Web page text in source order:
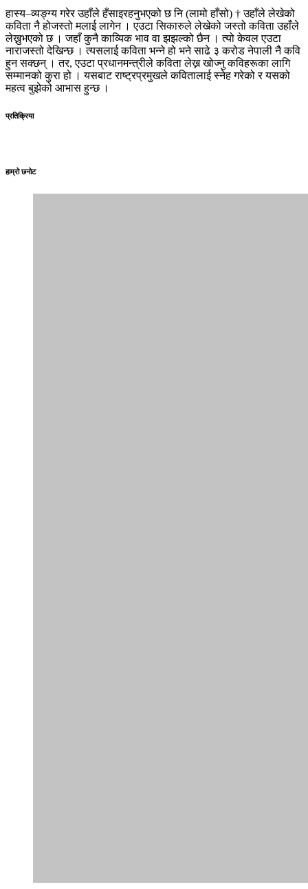
हास्य–व्यङ्ग्य गरेर उहाँले हँसाइरहनुभएको छ नि (लामो हाँसो) † उहाँले लेखेको
कविता नै होजस्तो मलाई लागेन । एउटा सिकारुले लेखेको जस्तो कविता उहाँले
लेख्नुभएको छ । जहाँ कुनै काव्यिक भाव वा झझल्को छैन । त्यो केवल एउटा
नाराजस्तो देखिन्छ । त्यसलाई कविता भन्ने हो भने साढे ३ करोड नेपाली नै कवि
हुन सक्छन् । तर, एउटा प्रधानमन्त्रीले कविता लेख्न खोज्नु कविहरूका लागि
सम्मानको कुरा हो । यसबाट राष्ट्रप्रमुखले कवितालाई स्नेह गरेको र यसको
महत्व बुझेको आभास हुन्छ ।
प्रतिक्रिया
हाम्रो छनोट